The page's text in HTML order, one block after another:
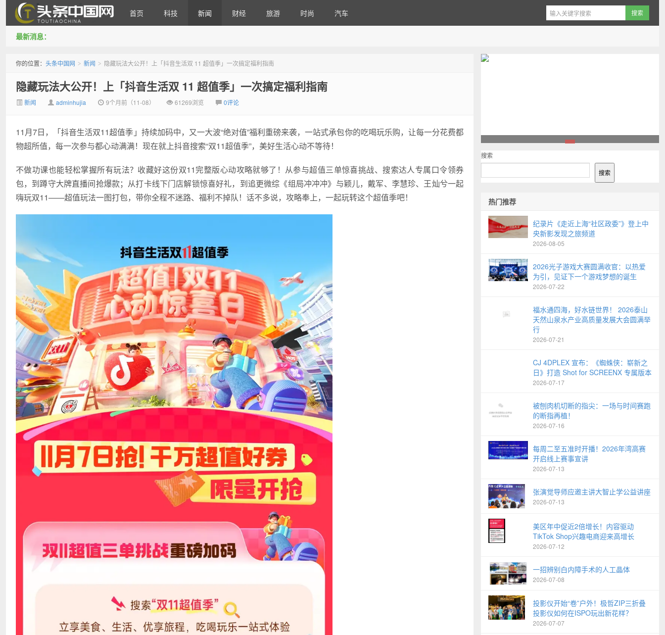
首页 科技 新闻 财经 旅游 时尚 汽车
最新消息：
你的位置： 头条中国网 > 新闻 > 隐藏玩法大公开！上「抖音生活双 11 超值季」一次搞定福利指南
隐藏玩法大公开！上「抖音生活双 11 超值季」一次搞定福利指南
新闻 adminhujia 9个月前（11-08） 61269浏览 0评论
11月7日，「抖音生活双11超值季」持续加码中，又一大波“绝对值”福利重磅来袭，一站式承包你的吃喝玩乐购，让每一分花费都
物超所值，每一次参与都心动满满！现在就上抖音搜索“双11超值季”，美好生活心动不等待！
不做功课也能轻松掌握所有玩法？收藏好这份双11完整版心动攻略就够了！从参与超值三单惊喜挑战、搜索达人专属口令领券
包，到蹲守大牌直播间抢爆款；从打卡线下门店解锁惊喜好礼，到追更微综《组局冲冲冲》与颖儿，戴军、李慧珍、王灿兮一起
嗨玩双11——超值玩法一图打包，带你全程不迷路、福利不掉队！话不多说，攻略奉上，一起玩转这个超值季吧！
搜索
搜索
热门推荐
纪录片《走近上海“社区政委”》登上中
央新影发现之旅频道
2026-08-05
2026光子游戏大赛圆满收官：以热爱
为引，见证下一个游戏梦想的诞生
2026-07-22
福水通四海，好水链世界！ 2026泰山
天然山泉水产业高质量发展大会圆满举
行
2026-07-21
CJ 4DPLEX 宣布：《蜘蛛侠：崭新之
日》打造 Shot for SCREENX 专属版本
2026-07-17
被刨肉机切断的指尖：一场与时间赛跑
的断指再植！
2026-07-16
每周二至五准时开播！2026年湾高赛
开启线上赛事宣讲
2026-07-13
张演觉导师应邀主讲大智止学公益讲座
2026-07-13
美区年中促近2倍增长！内容驱动
TikTok Shop兴趣电商迎来高增长
2026-07-12
一招辨别白内障手术的人工晶体
2026-07-08
投影仪开始“卷”户外！极哲ZIP三折叠
投影仪如何在ISPO玩出新花样？
2026-07-07